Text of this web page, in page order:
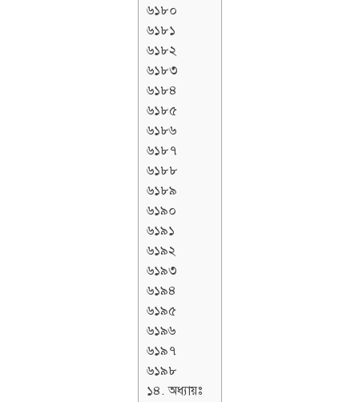
৬১৮০
৬১৮১
৬১৮২
৬১৮৩
৬১৮৪
৬১৮৫
৬১৮৬
৬১৮৭
৬১৮৮
৬১৮৯
৬১৯০
৬১৯১
৬১৯২
৬১৯৩
৬১৯৪
৬১৯৫
৬১৯৬
৬১৯৭
৬১৯৮
১৪. অধ্যায়ঃ